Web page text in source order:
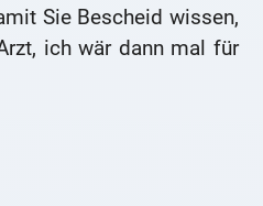
Sie Bescheid wissen,
ich wär dann mal für